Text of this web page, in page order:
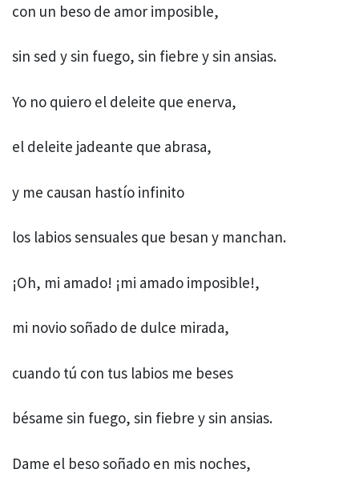
con un beso de amor imposible,
sin sed y sin fuego, sin fiebre y sin ansias.
Yo no quiero el deleite que enerva,
el deleite jadeante que abrasa,
y me causan hastío infinito
los labios sensuales que besan y manchan.
¡Oh, mi amado! ¡mi amado imposible!,
mi novio soñado de dulce mirada,
cuando tú con tus labios me beses
bésame sin fuego, sin fiebre y sin ansias.
Dame el beso soñado en mis noches,